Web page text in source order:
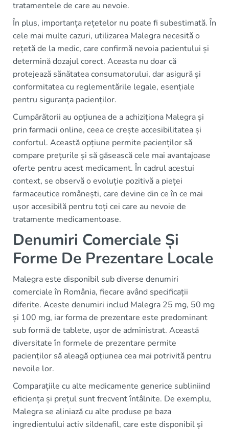
tratamentele de care au nevoie.
În plus, importanța rețetelor nu poate fi subestimată. În
cele mai multe cazuri, utilizarea Malegra necesită o
rețetă de la medic, care confirmă nevoia pacientului și
determină dozajul corect. Aceasta nu doar că
protejează sănătatea consumatorului, dar asigură și
conformitatea cu reglementările legale, esențiale
pentru siguranța pacienților.
Cumpărătorii au opțiunea de a achiziționa Malegra și
prin farmacii online, ceea ce crește accesibilitatea și
confortul. Această opțiune permite pacienților să
compare prețurile și să găsească cele mai avantajoase
oferte pentru acest medicament. În cadrul acestui
context, se observă o evoluție pozitivă a pieței
farmaceutice românești, care devine din ce în ce mai
ușor accesibilă pentru toți cei care au nevoie de
tratamente medicamentoase.
Denumiri Comerciale Și
Forme De Prezentare Locale
Malegra este disponibil sub diverse denumiri
comerciale în România, fiecare având specificații
diferite. Aceste denumiri includ Malegra 25 mg, 50 mg
și 100 mg, iar forma de prezentare este predominant
sub formă de tablete, ușor de administrat. Această
diversitate în formele de prezentare permite
pacienților să aleagă opțiunea cea mai potrivită pentru
nevoile lor.
Comparațiile cu alte medicamente generice subliniind
eficiența și prețul sunt frecvent întâlnite. De exemplu,
Malegra se aliniază cu alte produse pe baza
ingredientului activ sildenafil, care este disponibil și